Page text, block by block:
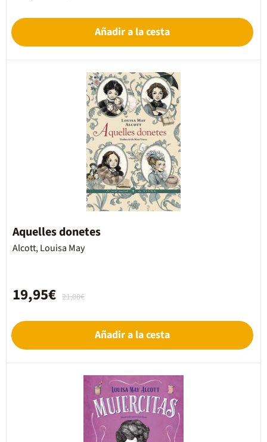
Añadir a la cesta
Aquelles donetes
Alcott, Louisa May
21,00€
19,95€
Añadir a la cesta